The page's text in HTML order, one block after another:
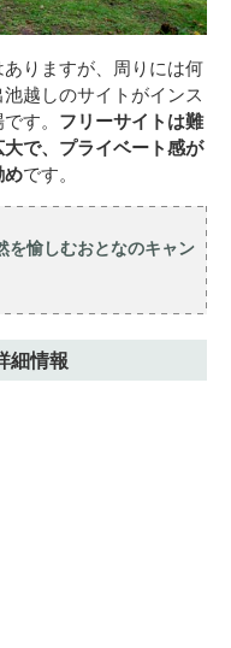
りますが、周りには何
越しのサイトがインス
す。 フリーサイトは難
で、プライベート感が
めです。
を愉しむおとなのキャン
細情報